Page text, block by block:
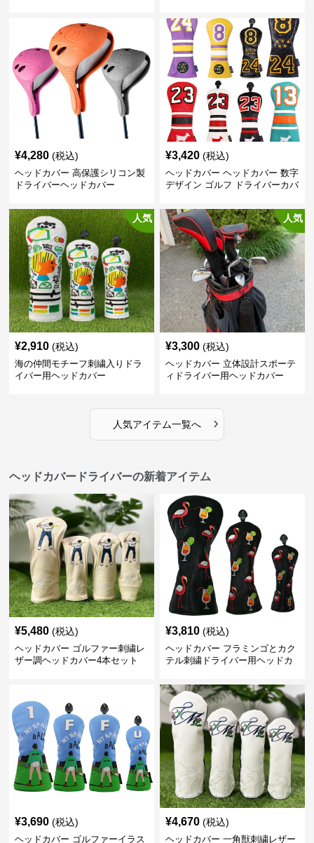
¥4,280 (税込)
ヘッドカバー 高保護シリコン製
ドライバーヘッドカバー
¥3,420 (税込)
ヘッドカバー ヘッドカバー 数字
デザイン ゴルフ ドライバーカバ
人気
¥2,910 (税込)
海の仲間モチーフ刺繍入りドラ
イバー用ヘッドカバー
人気
¥3,300 (税込)
ヘッドカバー 立体設計スポーテ
ィドライバー用ヘッドカバー
人気アイテム一覧へ ›
ヘッドカバードライバーの新着アイテム
¥5,480 (税込)
ヘッドカバー ゴルファー刺繍レ
ザー調ヘッドカバー4本セット
¥3,810 (税込)
ヘッドカバー フラミンゴとカク
テル刺繍ドライバー用ヘッドカ
¥3,690 (税込)
ヘッドカバー ゴルファーイラス
¥4,670 (税込)
ヘッドカバー 一角獣刺繍レザー